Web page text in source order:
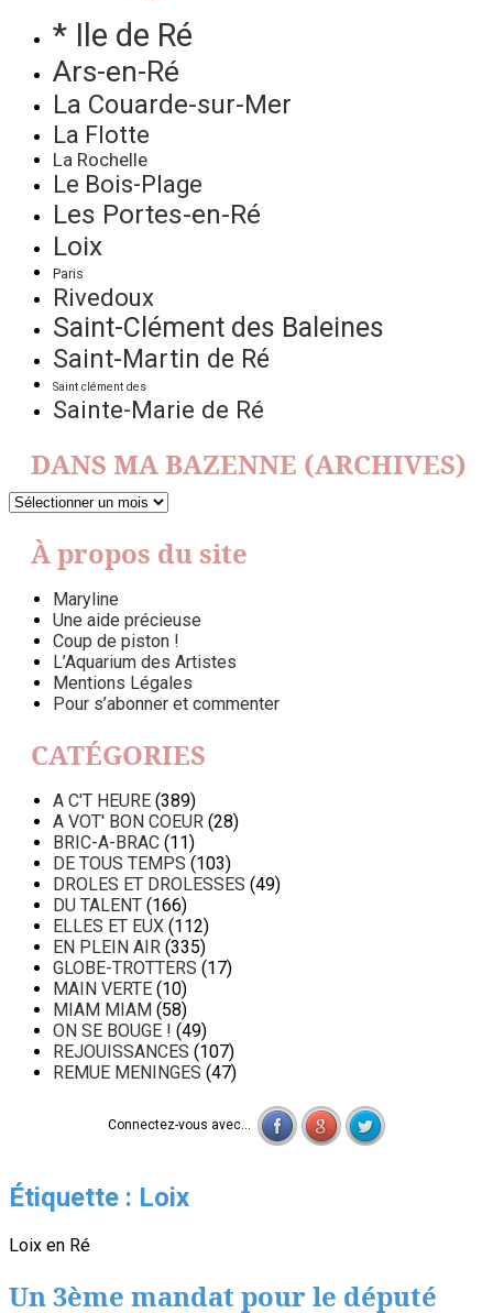
* Ile de Ré
Ars-en-Ré
La Couarde-sur-Mer
La Flotte
La Rochelle
Le Bois-Plage
Les Portes-en-Ré
Loix
Paris
Rivedoux
Saint-Clément des Baleines
Saint-Martin de Ré
Saint clément des
Sainte-Marie de Ré
DANS MA BAZENNE (ARCHIVES)
DANS
BAZENNE
(ARCHIVES)
À propos du site
Maryline
Une aide précieuse
Coup de piston !
L’Aquarium des Artistes
Mentions Légales
Pour s’abonner et commenter
CATÉGORIES
A C'T HEURE (389)
A VOT' BON COEUR (28)
BRIC-A-BRAC (11)
DE TOUS TEMPS (103)
DROLES ET DROLESSES (49)
DU TALENT (166)
ELLES ET EUX (112)
EN PLEIN AIR (335)
GLOBE-TROTTERS (17)
MAIN VERTE (10)
MIAM MIAM (58)
ON SE BOUGE ! (49)
REJOUISSANCES (107)
REMUE MENINGES (47)
Connectez-vous avec...
Étiquette : Loix
Loix en Ré
Un 3ème mandat pour le député